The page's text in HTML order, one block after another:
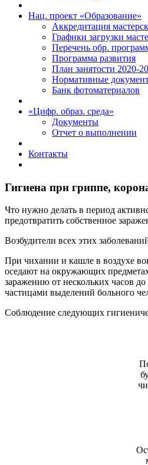
Нац. проект «Образование»
Аккредитация
Графики загрузки
Перечень обр.
Программа развития
План занятости 2020-
Нормативные
Банк фотоматериалов
«Цифр. образ. среда»
Документы
Отчет о выполнении
Контакты
Гигиена при гриппе,
Что нужно делать в период
предотвратить собственное
Возбудители всех этих
При чихании и кашле в воздухе
оседают на окружающих
заражению от нескольких часов
частицами выделений больного
Соблюдение следующих